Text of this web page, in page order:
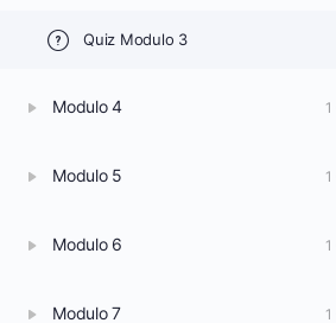
Quiz Modulo 3
Modulo 4
Modulo 5
Modulo 6
Modulo 7